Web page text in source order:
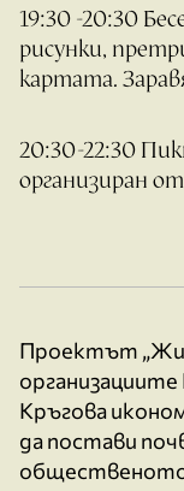
19:30 -20:30
рисунки,
картата.
20:30-22:30
организиран
Проектът
Кръгова
да постави
общественото